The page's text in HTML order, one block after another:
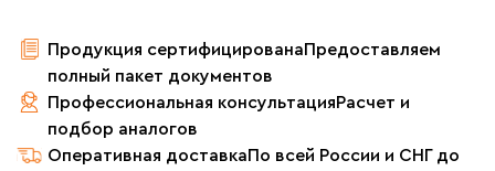
Продукция сертифицированаПредоставляем
полный пакет документов
Профессиональная консультацияРасчет и
подбор аналогов
Оперативная доставкаПо всей России и СНГ до